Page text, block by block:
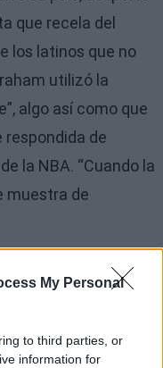
My Personal
to third parties, or
information for
que recela del
los latinos que no
utilizó la
algo así como que
respondida de
la NBA. “Cuando la
muestra de
una carta
que siente por
Lo veo